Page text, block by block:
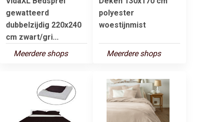
gewatteerd
dubbelzijdig 220x240
cm zwart/gri...
Meerdere shops
polyester
woestijnmist
Meerdere shops